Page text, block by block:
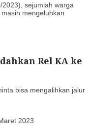
sejumlah warga
mengeluhkan
Rel KA ke
bisa mengalihkan jalur
2023